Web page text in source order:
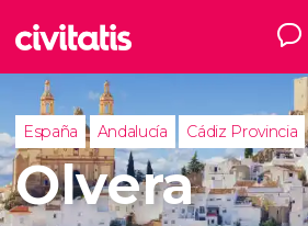
España Andalucía Cádiz Provincia
Olvera